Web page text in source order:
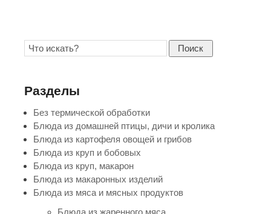
Поиск
Разделы
Без термической обработки
Блюда из домашней птицы, дичи и кролика
Блюда из картофеля овощей и грибов
Блюда из круп и бобовых
Блюда из круп, макарон
Блюда из макаронных изделий
Блюда из мяса и мясных продуктов
Блюда из жаренного мяса